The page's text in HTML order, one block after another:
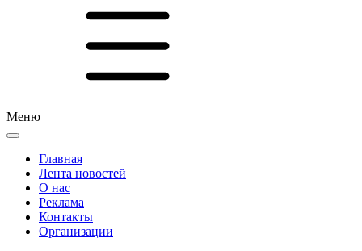
Меню
Главная
Лента новостей
О нас
Реклама
Контакты
Организации